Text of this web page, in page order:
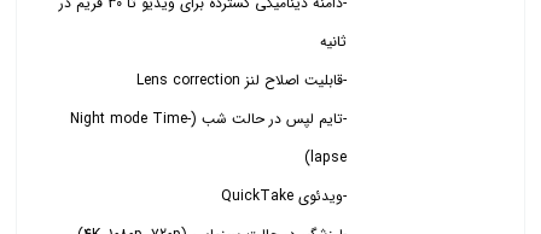
ثانیه
-قابلیت اصلاح لنز Lens correction
-تایم لپس در حالت شب (Night mode Time-
lapse)
-ویدئوی QuickTake